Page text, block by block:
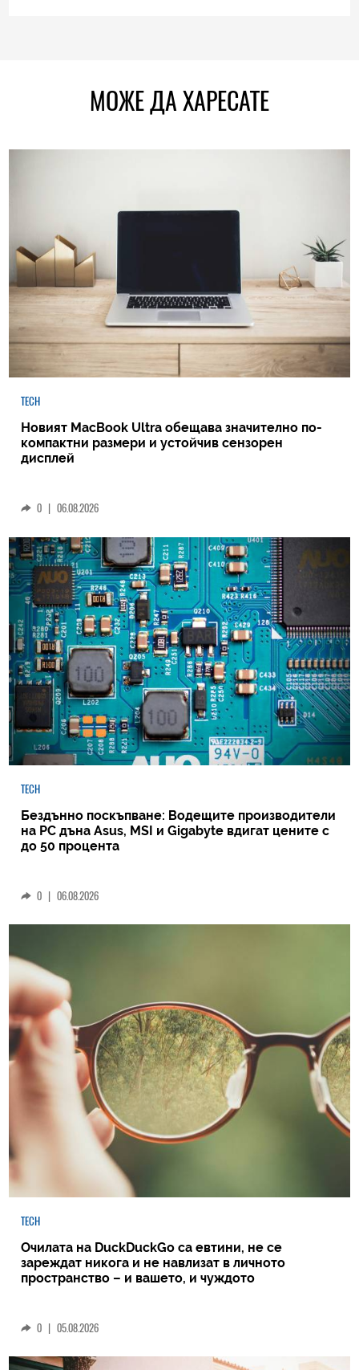
МОЖЕ ДА ХАРЕСАТЕ
TECH
Новият MacBook Ultra обещава значително по-
компактни размери и устойчив сензорен
дисплей
0 | 06.08.2026
TECH
Бездънно поскъпване: Водещите производители
на РС дъна Asus, MSI и Gigabyte вдигат цените с
до 50 процента
0 | 06.08.2026
TECH
Очилата на DuckDuckGo са евтини, не се
зареждат никога и не навлизат в личното
пространство – и вашето, и чуждото
0 | 05.08.2026